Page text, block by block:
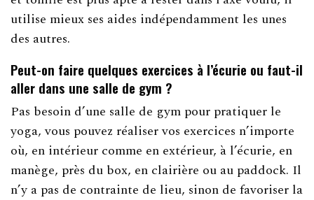
utilise mieux ses aides indépendamment les unes
des autres.
Peut-on faire quelques exercices à l’écurie ou faut-il
aller dans une salle de gym ?
Pas besoin d’une salle de gym pour pratiquer le
yoga, vous pouvez réaliser vos exercices n’importe
où, en intérieur comme en extérieur, à l’écurie, en
manège, près du box, en clairière ou au paddock. Il
n’y a pas de contrainte de lieu, sinon de favoriser la